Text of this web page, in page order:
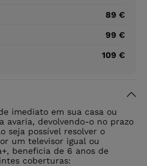
89 €
99 €
109 €
imediato em sua casa ou
avaria, devolvendo-o no prazo
seja possível resolver o
um televisor igual ou
beneficia de 6 anos de
coberturas: